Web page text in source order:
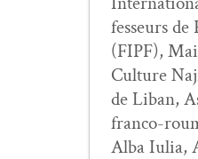
fesseurs de
(FIPF),
Cul­ture
de Liban,
fran­co-
Alba Iulia,